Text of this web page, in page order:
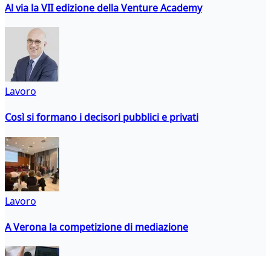
Al via la VII edizione della Venture Academy
Lavoro
Così si formano i decisori pubblici e privati
Lavoro
A Verona la competizione di mediazione